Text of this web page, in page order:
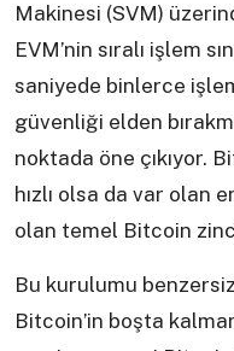
Makinesi (SVM)
EVM’nin sıralı işlem
saniyede binlerce
güvenliği elden
noktada öne çıkıyor.
hızlı olsa da var olan
olan temel Bitcoin
Bu kurulumu
Bitcoin’in boşta